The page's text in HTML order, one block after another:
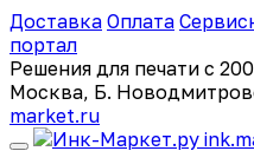
Доставка Оплата
портал
Решения для печати с
Москва, Б.
market.ru
ink.